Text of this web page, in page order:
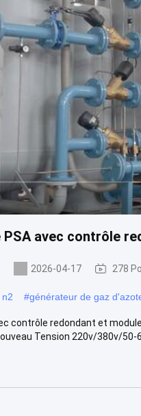
PSA avec contrôle
2026-04-17 278
#générateur de gaz
contrôle redondant et
Tension 220v/380v/50-